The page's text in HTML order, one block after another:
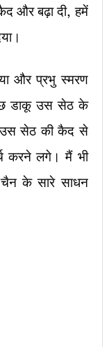
और बढ़ा दी, हमें
और प्रभु स्मरण
डाकू उस सेठ के
उस सेठ की कैद से
करने लगे। मैं भी
के सारे साधन